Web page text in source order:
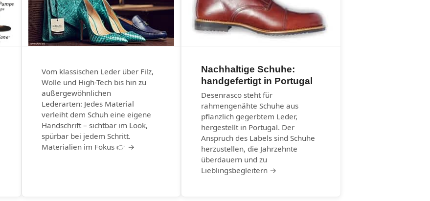
Vom klassischen Leder über Filz,
Wolle und High-Tech bis hin zu
außergewöhnlichen
Lederarten: Jedes Material
verleiht dem Schuh eine eigene
Handschrift – sichtbar im Look,
spürbar bei jedem Schritt.
Materialien im Fokus 👉 →
Nachhaltige Schuhe:
handgefertigt in Portugal
Desenrasco steht für
rahmengenähte Schuhe aus
pflanzlich gegerbtem Leder,
hergestellt in Portugal. Der
Anspruch des Labels sind Schuhe
herzustellen, die Jahrzehnte
überdauern und zu
Lieblingsbegleitern →